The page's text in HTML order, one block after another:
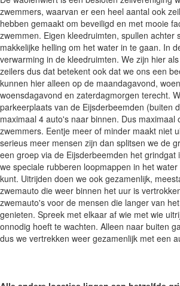
zwemmers, waarvan er een heel aantal ook
hebben gemaakt om beveiligd en met mooie
zwemmen. Eigen kleedruimten, spullen achter
makkelijke helling om het water in te gaan. In
verwarming in de kleedruimten. We zijn hier
zeilers dus dat betekent ook dat we ons een
kunnen hier alleen op de maandagavond,
woensdagavond en zaterdagmorgen terecht.
parkeerplaats van de Eijsderbeemden (buiten
maximaal 4 auto's naar binnen. Dus maximaal
zwemmers. Eentje meer of minder maakt niet
serieus meer mensen zijn dan splitsen we de
een groep via de Eijsderbeemden het grindgat
we speciale rubberen loopmappen in het
kunt. Uitrijden doen we ook gezamenlijk,
zwemauto die weer binnen het uur is
zwemauto's voor de mensen die langer van
genieten. Spreek met elkaar af wie met wie
onnodig hoeft te wachten. Alleen naar buiten
dus we vertrekken weer gezamenlijk met een